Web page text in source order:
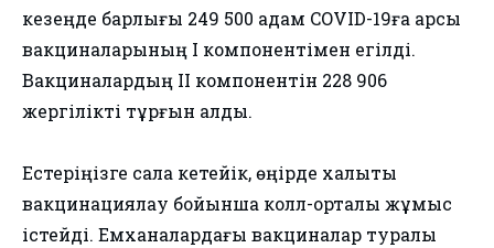
кезеңде барлығы 249 500 адам COVID-19ға қарсы
вакциналарының I компонентімен егілді.
Вакциналардың II компонентін 228 906
жергілікті тұрғын алды.
Естеріңізге сала кетейік, өңірде халықты
вакцинациялау бойынша колл-орталық жұмыс
істейді. Емханалардағы вакциналар туралы